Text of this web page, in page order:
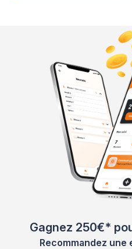
Gagnez 250€*
Recommandez